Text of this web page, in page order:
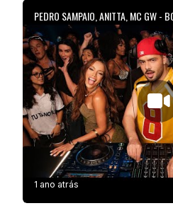
PEDRO SAMPAIO, ANITTA, MC GW -
1 ano atrás